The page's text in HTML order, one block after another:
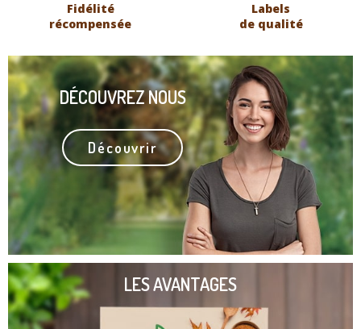
Fidélité
récompensée
Labels
de qualité
DÉCOUVREZ NOUS
Découvrir
LES AVANTAGES